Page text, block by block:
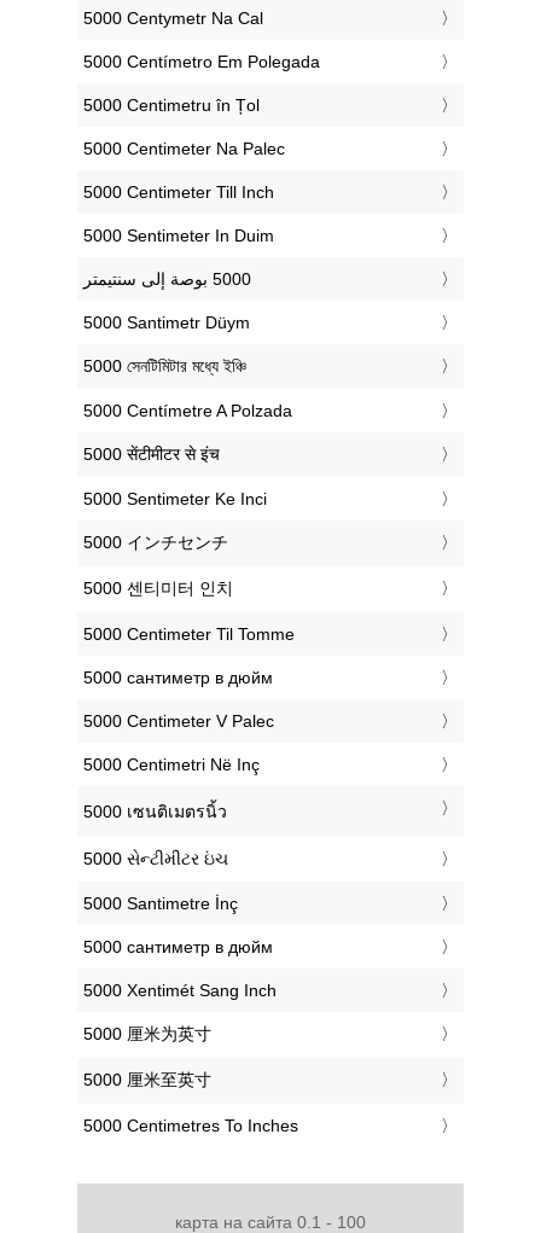
‎5000 Centymetr Na Cal
‎5000 Centímetro Em Polegada
‎5000 Centimetru în Țol
‎5000 Centimeter Na Palec
‎5000 Centimeter Till Inch
‎5000 Sentimeter In Duim
‎5000 Santimetr Düym
‎5000 সেনটিমিটার মধ্যে ইঞ্চি
‎5000 Centímetre A Polzada
‎5000 सेंटीमीटर से इंच
‎5000 Sentimeter Ke Inci
‎5000 インチセンチ
‎5000 센티미터 인치
‎5000 Centimeter Til Tomme
‎5000 сантиметр в дюйм
‎5000 Centimeter V Palec
‎5000 Centimetri Në Inç
‎5000 เซนติเมตรนิ้ว
‎5000 સેન્ટીમીટર ઇંચ
‎5000 Santimetre İnç
‎5000 сантиметр в дюйм
‎5000 Xentimét Sang Inch
‎5000 厘米为英寸
‎5000 厘米至英寸
‎5000 Centimetres To Inches
карта на сайта 0.1 - 100